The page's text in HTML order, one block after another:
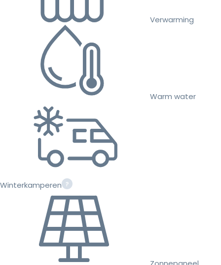
Verwarming
Warm water
Winterkamperen